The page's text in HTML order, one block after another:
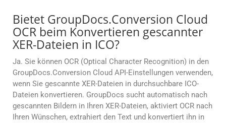
Bietet GroupDocs.Conversion Cloud
OCR beim Konvertieren gescannter
XER-Dateien in ICO?
Ja. Sie können OCR (Optical Character Recognition) in den
GroupDocs.Conversion Cloud API-Einstellungen verwenden,
wenn Sie gescannte XER-Dateien in durchsuchbare ICO-
Dateien konvertieren. GroupDocs sucht automatisch nach
gescannten Bildern in Ihren XER-Dateien, aktiviert OCR nach
Ihren Wünschen, extrahiert den Text und konvertiert ihn in